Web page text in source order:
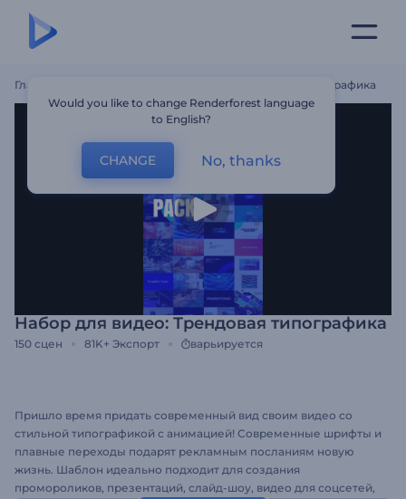
Главная Набор Для Видео: Трендовая Типографика
Набор для видео: Трендовая типографика
150 сцен 81K+ Экспорт варьируется
Пришло время придать современный вид своим видео со
стильной типографикой с анимацией! Современные шрифты и
плавные переходы подарят рекламным посланиям новую
жизнь. Шаблон идеально подходит для создания
промороликов, презентаций, слайд-шоу, видео для соцсетей,
Would you like to change Renderforest language
to English?
CHANGE No, thanks